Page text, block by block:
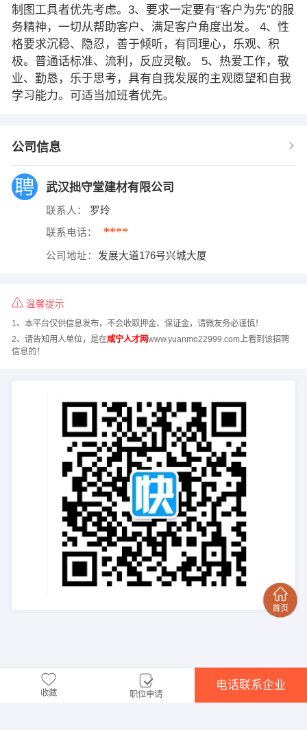
制图工具者优先考虑。3、要求一定要有“客户为先”的服
务精神，一切从帮助客户、满足客户角度出发。 4、性
格要求沉稳、隐忍，善于倾听，有同理心，乐观、积
极。普通话标准、流利，反应灵敏。 5、热爱工作，敬
业、勤恳，乐于思考，具有自我发展的主观愿望和自我
学习能力。可适当加班者优先。
公司信息
武汉拙守堂建材有限公司
联系人： 罗玲
联系电话： ****
公司地址： 发展大道176号兴城大厦
温馨提示
1、本平台仅供信息发布，不会收取押金、保证金，请微友务必谨慎！
2、请告知用人单位，是在咸宁人才网www.yuanmo22999.com上看到该招聘
信息的！
收藏 职位申请
电话联系企业